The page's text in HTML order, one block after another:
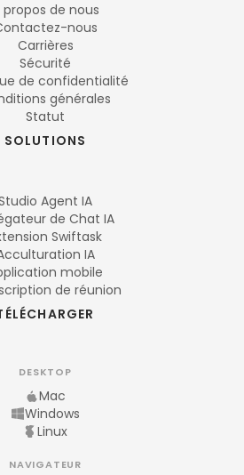
propos de nous
nous
Carrières
Sécurité
de confidentialité
générales
Statut
SOLUTIONS
Agent IA
de Chat IA
Swiftask
IA
mobile
de réunion
DESKTOP
Mac
Windows
Linux
NAVIGATEUR